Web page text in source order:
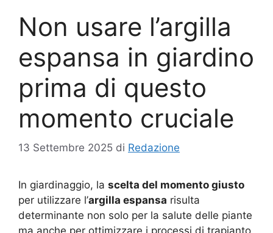
Non usare l’argilla
espansa in giardino
prima di questo
momento cruciale
13 Settembre 2025 di Redazione
In giardinaggio, la scelta del momento giusto
per utilizzare l’argilla espansa risulta
determinante non solo per la salute delle piante
ma anche per ottimizzare i processi di trapianto